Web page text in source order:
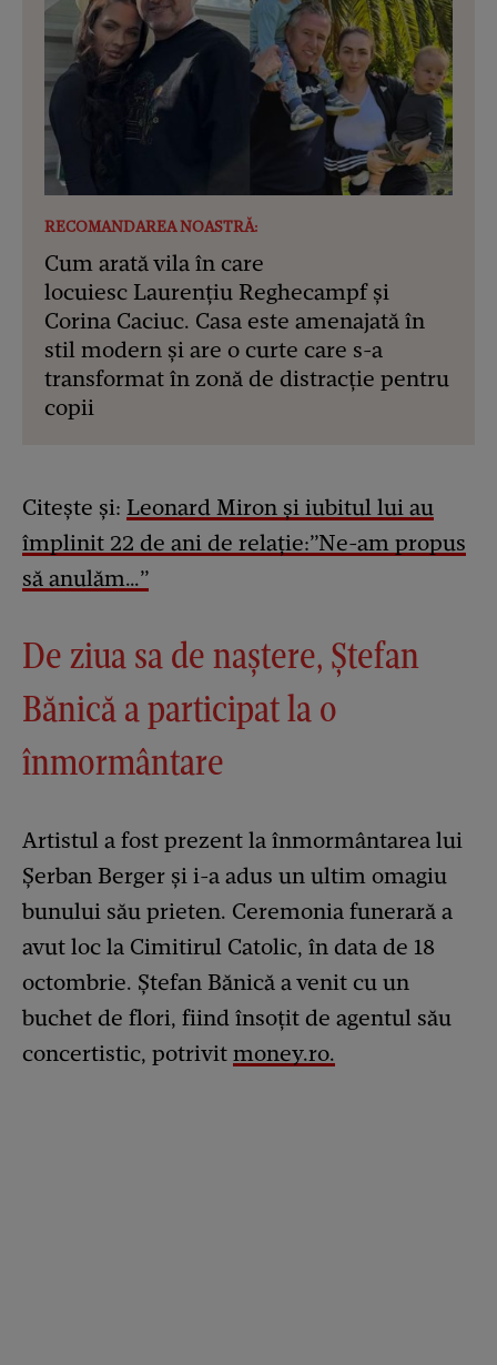
RECOMANDAREA NOASTRĂ:
Cum arată vila în care
locuiesc Laurențiu Reghecampf și
Corina Caciuc. Casa este amenajată în
stil modern și are o curte care s-a
transformat în zonă de distracție pentru
copii
Citește și: Leonard Miron și iubitul lui au
împlinit 22 de ani de relație:”Ne-am propus
să anulăm…”
De ziua sa de naștere, Ștefan
Bănică a participat la o
înmormântare
Artistul a fost prezent la înmormântarea lui
Șerban Berger și i-a adus un ultim omagiu
bunului său prieten. Ceremonia funerară a
avut loc la Cimitirul Catolic, în data de 18
octombrie. Ștefan Bănică a venit cu un
buchet de flori, fiind însoțit de agentul său
concertistic, potrivit money.ro.